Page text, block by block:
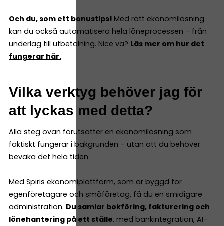
Och du, som ett bonustips! Med rätt ekonomilösning
kan du också automatisera hela löneprocessen – från
underlag till utbetalning. Nice va? Läs mer om hur det
fungerar här.
Vilka verktyg behöver jag för
att lyckas med detta?
Alla steg ovan förutsätter en ekonomilösning som
faktiskt fungerar i bakgrunden – utan att du behöver
bevaka det hela tiden.
Med Spiris ekonomiplattform, som är byggd för
egenföretagare och småföretag, få du en smidigare
administration. Du samlar bokföring, fakturering och
lönehantering på ett ställe, med bankintegration, AI-